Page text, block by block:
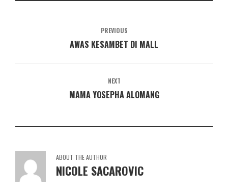
PREVIOUS
AWAS KESAMBET DI MALL
NEXT
MAMA YOSEPHA ALOMANG
ABOUT THE AUTHOR
NICOLE SACAROVIC